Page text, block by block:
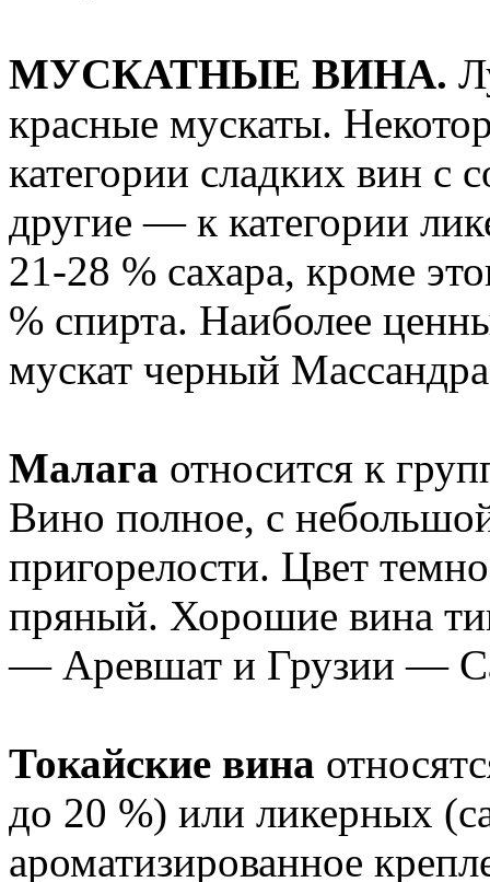
МУСКАТНЫЕ ВИНА.
красные мускаты.
категории сладких вин с
другие — к категории
21-28 % сахара, кроме
% спирта. Наиболее
мускат черный
Малага относится к
Вино полное, с
пригорелости. Цвет
пряный. Хорошие вина
— Аревшат и Грузии —
Токайские вина
до 20 %) или ликерных
ароматизированное